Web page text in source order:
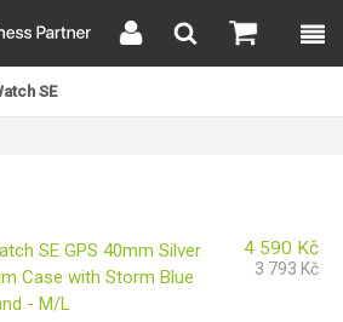
SE
SE GPS 40mm Silver
Case with Storm Blue
- M/L
4 590 Kč
3 793 Kč